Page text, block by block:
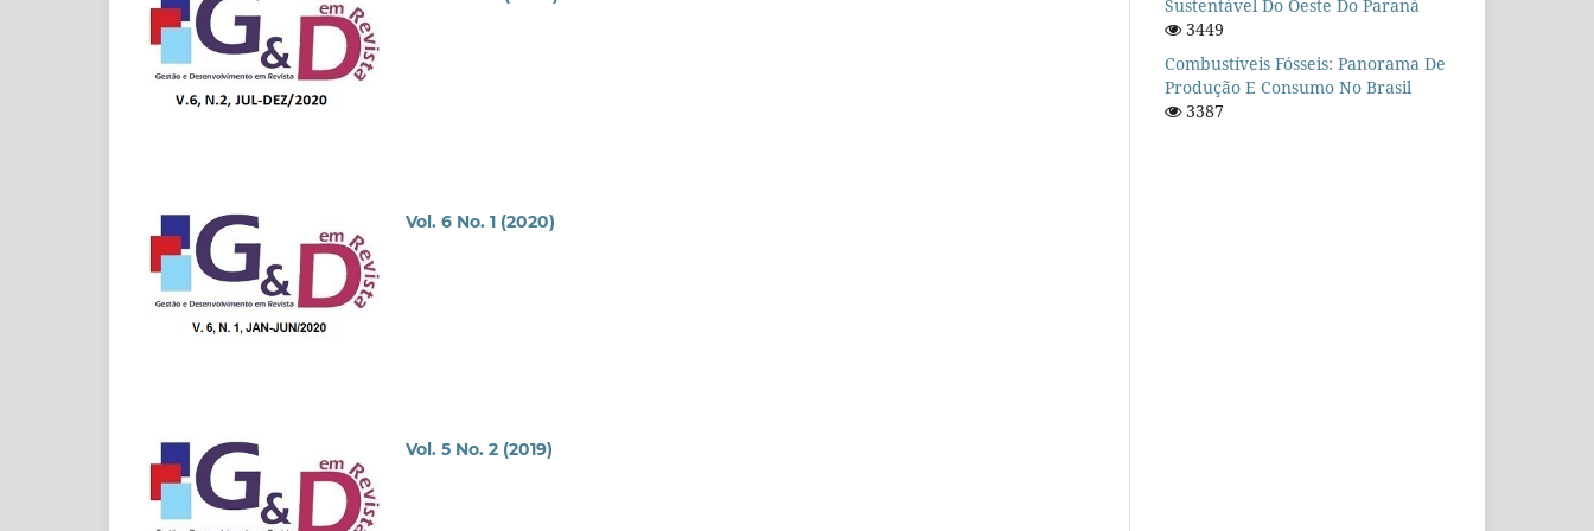
Vol. 6 No. 1 (2020)
Vol. 5 No. 2 (2019)
Sustentável Do Oeste Do Paraná
3449
Combustíveis Fósseis: Panorama De
Produção E Consumo No Brasil
3387